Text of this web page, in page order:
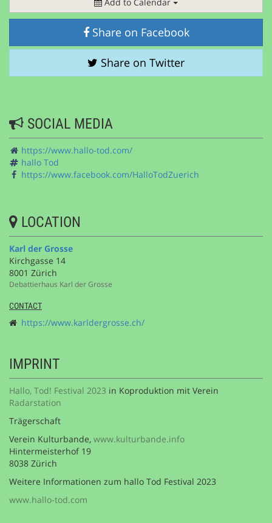
Share on Facebook
Share on Twitter
SOCIAL MEDIA
https://www.hallo-tod.com/
hallo Tod
https://www.facebook.com/HalloTodZuerich
LOCATION
Karl der Grosse
Kirchgasse 14
8001 Zürich
Debattierhaus Karl der Grosse
CONTACT
https://www.karldergrosse.ch/
IMPRINT
Hallo, Tod! Festival 2023 in Koproduktion mit Verein
Radarstation
Trägerschaft
Verein Kulturbande, www.kulturbande.info
Hintermeisterhof 19
8038 Zürich
Weitere Informationen zum hallo Tod Festival 2023
www.hallo-tod.com